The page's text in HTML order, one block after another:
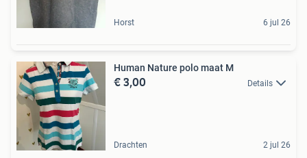
Horst 6 jul 26
Human Nature polo maat M
€ 3,00 Details
Drachten 2 jul 26